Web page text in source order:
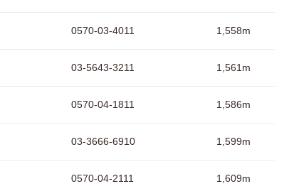
0570-03-4011 1,558m
03-5643-3211 1,561m
0570-04-1811 1,586m
03-3666-6910 1,599m
0570-04-2111 1,609m